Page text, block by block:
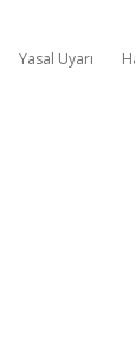
Yasal Uyarı